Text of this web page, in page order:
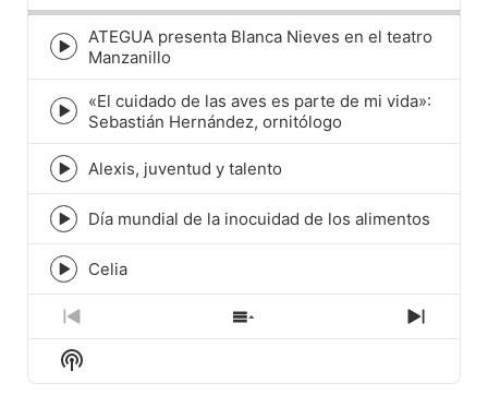
Episode
play
icon
ATEGUA presenta Blanca Nieves en el teatro
Manzanillo
Episode
play
icon
«El cuidado de las aves es parte de mi vida»:
Sebastián Hernández, ornitólogo
Episode
play
icon
Alexis, juventud y talento
Episode
play
icon
Día mundial de la inocuidad de los alimentos
Episode
play
icon
Celia
Previous
Episode
Show
Episodes
Next
Show
Podcast